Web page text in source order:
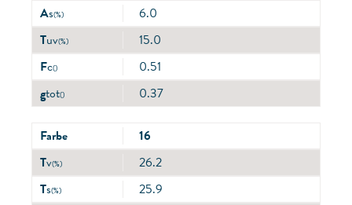
As(%)
6.0
Tuv(%)
15.0
Fc()
0.51
gtot() 0.37
Farbe
16
Tv(%)
26.2
Ts(%)
25.9